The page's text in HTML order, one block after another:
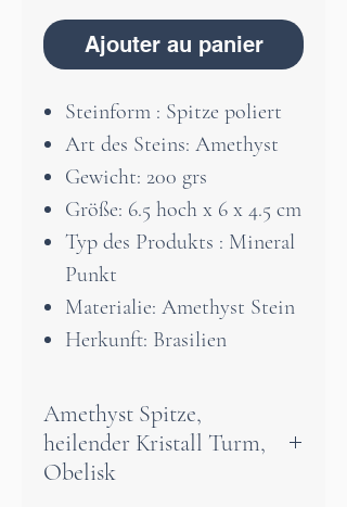
Ajouter au panier
Steinform : Spitze poliert
Art des Steins: Amethyst
Gewicht: 200 grs
Größe: 6.5 hoch x 6 x 4.5 cm
Typ des Produkts : Mineral
Punkt
Materialie: Amethyst Stein
Herkunft: Brasilien
Amethyst Spitze,
heilender Kristall Turm,
Obelisk